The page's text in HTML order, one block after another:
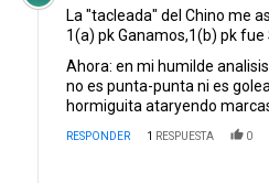
La "tacleada" del Chino me
1(a) pk Ganamos,1(b) pk fue
Ahora: en mi humilde
no es punta-punta ni es
hormiguita ataryendo
RESPONDER 1 RESPUESTA 0